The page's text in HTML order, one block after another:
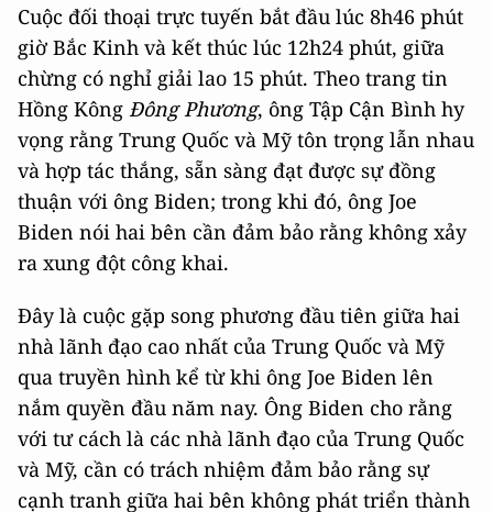
Cuộc đối thoại trực tuyến bắt đầu lúc 8h46 phút
giờ Bắc Kinh và kết thúc lúc 12h24 phút, giữa
chừng có nghỉ giải lao 15 phút. Theo trang tin
Hồng Kông Đông Phương, ông Tập Cận Bình hy
vọng rằng Trung Quốc và Mỹ tôn trọng lẫn nhau
và hợp tác thắng, sẵn sàng đạt được sự đồng
thuận với ông Biden; trong khi đó, ông Joe
Biden nói hai bên cần đảm bảo rằng không xảy
ra xung đột công khai.
Đây là cuộc gặp song phương đầu tiên giữa hai
nhà lãnh đạo cao nhất của Trung Quốc và Mỹ
qua truyền hình kể từ khi ông Joe Biden lên
nắm quyền đầu năm nay. Ông Biden cho rằng
với tư cách là các nhà lãnh đạo của Trung Quốc
và Mỹ, cần có trách nhiệm đảm bảo rằng sự
cạnh tranh giữa hai bên không phát triển thành